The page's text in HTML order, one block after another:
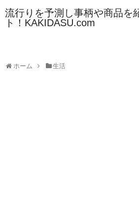
流行りを予測し事柄や商品を
ト！KAKIDASU.com
ホーム 生活